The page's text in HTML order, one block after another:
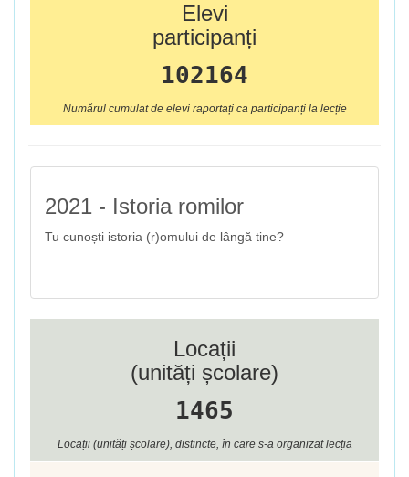
Elevi
participanți
102164
Numărul cumulat de elevi raportați ca participanți la lecție
2021 - Istoria romilor
Tu cunoști istoria (r)omului de lângă tine?
Locații
(unități școlare)
1465
Locații (unități școlare), distincte, în care s-a organizat lecția